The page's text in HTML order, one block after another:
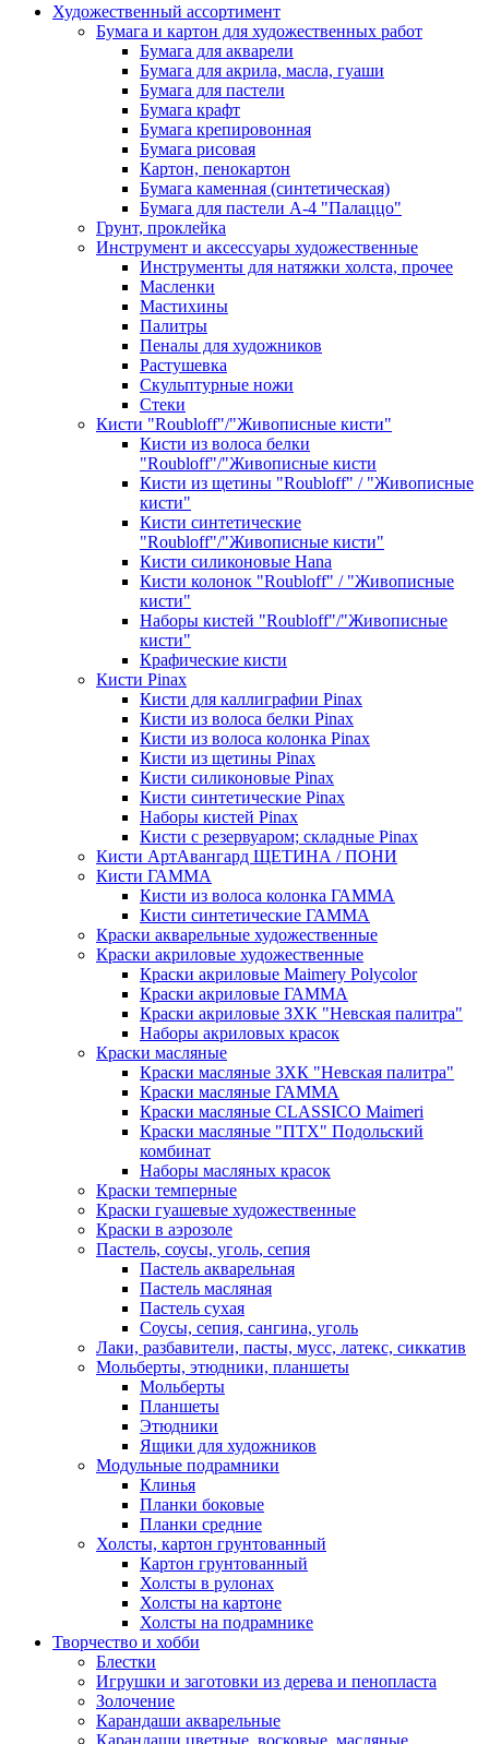
Художественный ассортимент
Бумага и картон для художественных работ
Бумага для акварели
Бумага для акрила, масла, гуаши
Бумага для пастели
Бумага крафт
Бумага крепировонная
Бумага рисовая
Картон, пенокартон
Бумага каменная (синтетическая)
Бумага для пастели А-4 "Палаццо"
Грунт, проклейка
Инструмент и аксессуары художественные
Инструменты для натяжки холста, прочее
Масленки
Мастихины
Палитры
Пеналы для художников
Растушевка
Скульптурные ножи
Стеки
Кисти "Roubloff"/"Живописные кисти"
Кисти из волоса белки
"Roubloff"/"Живописные кисти
Кисти из щетины "Roubloff" / "Живописные
кисти"
Кисти синтетические
"Roubloff"/"Живописные кисти"
Кисти силиконовые Hana
Кисти колонок "Roubloff" / "Живописные
кисти"
Наборы кистей "Roubloff"/"Живописные
кисти"
Крафические кисти
Кисти Pinax
Кисти для каллиграфии Pinax
Кисти из волоса белки Pinax
Кисти из волоса колонка Pinax
Кисти из щетины Pinax
Кисти силиконовые Pinax
Кисти синтетические Pinax
Наборы кистей Pinax
Кисти с резервуаром; складные Pinax
Кисти АртАвангард ЩЕТИНА / ПОНИ
Кисти ГАММА
Кисти из волоса колонка ГАММА
Кисти синтетические ГАММА
Краски акварельные художественные
Краски акриловые художественные
Краски акриловые Maimery Polycolor
Краски акриловые ГАММА
Краски акриловые ЗХК "Невская палитра"
Наборы акриловых красок
Краски масляные
Краски масляные ЗХК "Невская палитра"
Краски масляные ГАММА
Краски масляные CLASSICO Maimeri
Краски масляные "ПТХ" Подольский
комбинат
Наборы масляных красок
Краски темперные
Краски гуашевые художественные
Краски в аэрозоле
Пастель, соусы, уголь, сепия
Пастель акварельная
Пастель масляная
Пастель сухая
Соусы, сепия, сангина, уголь
Лаки, разбавители, пасты, мусс, латекс, сиккатив
Мольберты, этюдники, планшеты
Мольберты
Планшеты
Этюдники
Ящики для художников
Модульные подрамники
Клинья
Планки боковые
Планки средние
Холсты, картон грунтованный
Картон грунтованный
Холсты в рулонах
Холсты на картоне
Холсты на подрамнике
Творчество и хобби
Блестки
Игрушки и заготовки из дерева и пенопласта
Золочение
Карандаши акварельные
Карандаши цветные, восковые, масляные,